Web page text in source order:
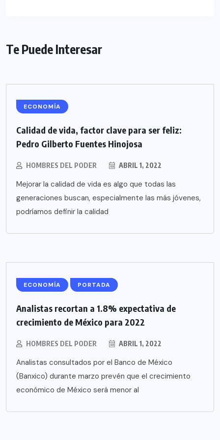
Te Puede Interesar
ECONOMÍA
Calidad de vida, factor clave para ser feliz:
Pedro Gilberto Fuentes Hinojosa
HOMBRES DEL PODER ABRIL 1, 2022
Mejorar la calidad de vida es algo que todas las
generaciones buscan, especialmente las más jóvenes,
podríamos definir la calidad
ECONOMÍA PORTADA
Analistas recortan a 1.8% expectativa de
crecimiento de México para 2022
HOMBRES DEL PODER ABRIL 1, 2022
Analistas consultados por el Banco de México
(Banxico) durante marzo prevén que el crecimiento
económico de México será menor al